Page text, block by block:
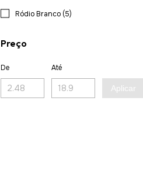
Ródio Branco (5)
Preço
De Até
Aplicar